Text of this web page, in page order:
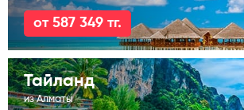
от 587 349 тг.
Тайланд
из Алматы